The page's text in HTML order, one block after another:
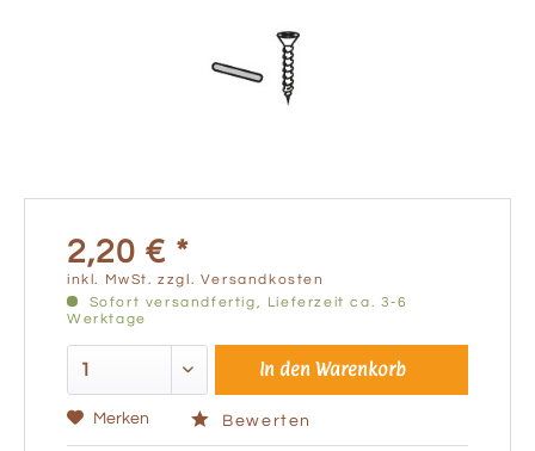
2,20 € *
inkl. MwSt.zzgl. Versandkosten
Sofort versandfertig, Lieferzeit ca. 3-6
Werktage
In den Warenkorb
Merken Bewerten